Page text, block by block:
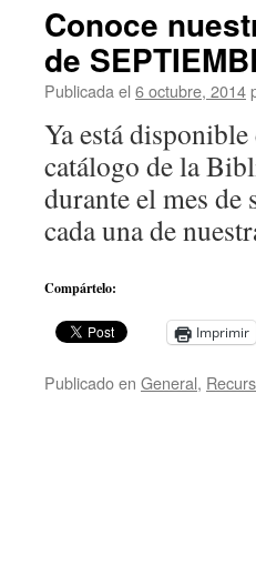
Conoce
de
Publicada el 6 octubre, 2014
Ya está
catálogo de la
durante el mes de
cada una de
Compártelo:
Imprimir
Publicado en General,